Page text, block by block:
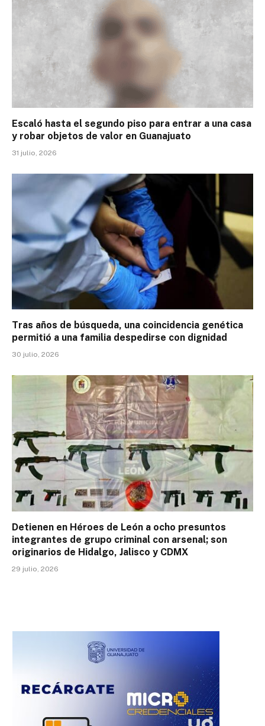
Escaló hasta el segundo piso para entrar a una casa
y robar objetos de valor en Guanajuato
31 julio, 2026
Tras años de búsqueda, una coincidencia genética
permitió a una familia despedirse con dignidad
30 julio, 2026
Detienen en Héroes de León a ocho presuntos
integrantes de grupo criminal con arsenal; son
originarios de Hidalgo, Jalisco y CDMX
29 julio, 2026